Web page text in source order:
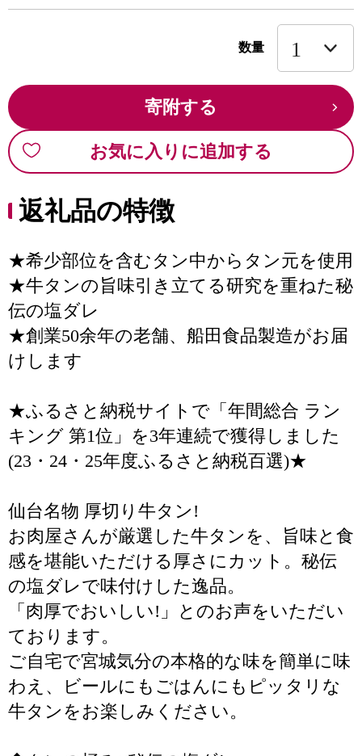
数量
寄附する
お気に入りに追加する
返礼品の特徴
★希少部位を含むタン中からタン元を使用
★牛タンの旨味引き立てる研究を重ねた秘
伝の塩ダレ
★創業50余年の老舗、船田食品製造がお届
けします
★ふるさと納税サイトで「年間総合 ラン
キング 第1位」を3年連続で獲得しました
(23・24・25年度ふるさと納税百選)★
仙台名物 厚切り牛タン!
お肉屋さんが厳選した牛タンを、旨味と食
感を堪能いただける厚さにカット。秘伝
の塩ダレで味付けした逸品。
「肉厚でおいしい!」とのお声をいただい
ております。
ご自宅で宮城気分の本格的な味を簡単に味
わえ、ビールにもごはんにもピッタリな
牛タンをお楽しみください。